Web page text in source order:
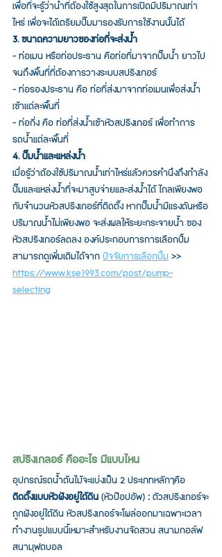
เพื่อที่จะรู้ว่าน้ำที่ต้องใช้สูงสุดในการเปิดมีปริมาณเท่า
ไหร่ เพื่อจะได้เตรียมปั๊มมารองรับการใช้งานนั้นได้
3. ขนาดความยาวของท่อที่จะส่งน้ำ
- ท่อเมน หรือท่อประธาน คือท่อที่มาจากปั๊มน้ำ ยาวไป
จนถึงพื้นที่ที่ต้องการวางระบบสปริงเกอร์
- ท่อรองประธาน คือ ท่อที่ส่งมาจากท่อเมนเพื่อส่งน้ำ
เข้าแต่ละพื้นที่
- ท่อกิ่ง คือ ท่อที่ส่งน้ำเข้าหัวสปริงเกอร์ เพื่อทำการ
รดน้ำแต่ละพื้นที่
4. ปั๊มน้ำและแหล่งน้ำ
เมื่อรู้ว่าต้องใช้ปริมาณน้ำเท่าไหร่แล้วควรคำนึงถึงกำลัง
ปั๊มและแหล่งน้ำที่จะมาสูบจ่ายและส่งน้ำได้ ไกลเพียงพอ
กับจำนวนหัวสปริงเกอร์ที่ติดตั้ง หากปั๊มน้ำมีแรงดันหรือ
ปริมาณน้ำไม่เพียงพอ จะส่งผลให้ระยะกระจายน้ำ ของ
หัวสปริงเกอร์ลดลง องค์ประกอบการการเลือกปั้ม
สามารถดูเพิ่มเติมได้จาก ปัจจัยการเลือกปั้ม >>
https://www.kse1993.com/post/pump-
selecting
สปริงเกลอร์ คืออะไร มีแบบไหน
อุปกรณ์รดน้ำต้นไม้จะแบ่งเป็น 2 ประเภทหลักๆคือ
ติดตั้งแบบหัวฝังอยู่ใต้ดิน (หัวป๊อปอัพ) : ตัวสปริงเกอร์จะ
ถูกฝังอยู่ใต้ดิน หัวสปริงเกอร์จะโผล่ออกมาเฉพาะเวลา
ทำงานรูปแบบนี้เหมาะสำหรับงานจัดสวน สนามกอล์ฟ
สนามฟุตบอล